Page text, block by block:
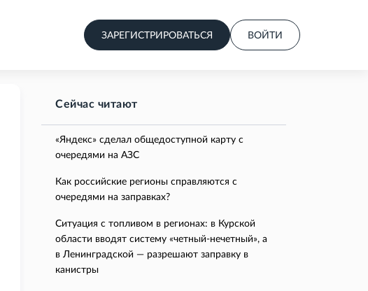
ЗАРЕГИСТРИРОВАТЬСЯ ВОЙТИ
Сейчас читают
«Яндекс» сделал общедоступной карту с
очередями на АЗС
Как российские регионы справляются с
очередями на заправках?
Ситуация с топливом в регионах: в Курской
области вводят систему «четный-нечетный», а
в Ленинградской — разрешают заправку в
канистры